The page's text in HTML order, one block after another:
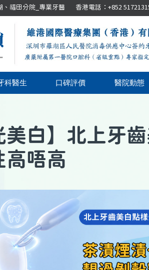
、福田分院_專業牙醫 香港電話：+852
科醫生 口碑評價 醫院動態
美白】 北上牙
高唔高